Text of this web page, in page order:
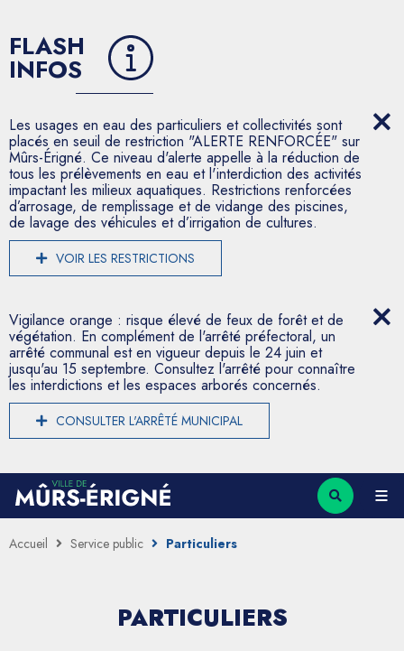
FLASH
INFOS
Les usages en eau des particuliers et collectivités sont
placés en seuil de restriction "ALERTE RENFORCÉE" sur
Mûrs-Érigné. Ce niveau d'alerte appelle à la réduction de
tous les prélèvements en eau et l'interdiction des activités
impactant les milieux aquatiques. Restrictions renforcées
d’arrosage, de remplissage et de vidange des piscines,
de lavage des véhicules et d’irrigation de cultures.
VOIR LES RESTRICTIONS
Vigilance orange : risque élevé de feux de forêt et de
végétation. En complément de l'arrêté préfectoral, un
arrêté communal est en vigueur depuis le 24 juin et
jusqu'au 15 septembre. Consultez l'arrêté pour connaître
les interdictions et les espaces arborés concernés.
CONSULTER L'ARRÊTÉ MUNICIPAL
Accueil Service public Particuliers
PARTICULIERS